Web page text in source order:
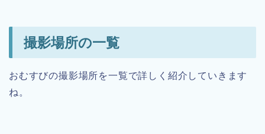
撮影場所の一覧
おむすびの撮影場所を一覧で詳しく紹介していきます
ね。